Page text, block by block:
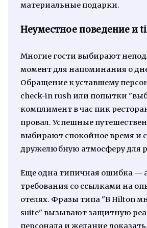
материальные подарки.
Неуместное поведение и
Многие гости выбирают
момент для напоминания о
Обращение к уставшему
check-in rush или попытки
комплимент в час пик
провал. Успешные
выбирают спокойное время и
дружелюбную атмосферу для
Еще одна типичная ошибка —
требования со ссылками на
отелях. Фразы типа "В Hilton
suite" вызывают защитную
персонала и желание